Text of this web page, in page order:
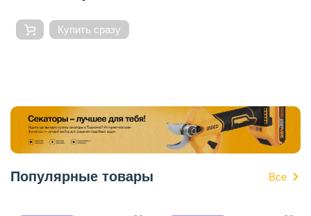
Купить сразу
Популярные товары Все